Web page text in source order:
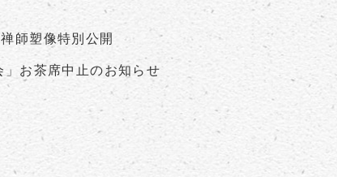
師塑像特別公開
お茶席中止のお知らせ